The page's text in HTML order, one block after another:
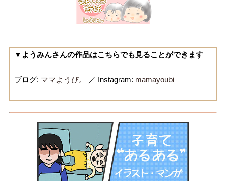
▼ようみんさんの作品はこちらでも見ることができます
ブログ: ママようび。 ／ Instagram: mamayoubi